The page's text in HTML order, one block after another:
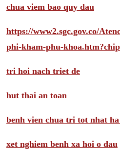
chua viem bao quy dau
https://www2.sgc.gov.co/
phi-kham-phu-
tri hoi nach triet de
hut thai an toan
benh vien chua tri tot nhat
xet nghiem benh xa hoi o dau